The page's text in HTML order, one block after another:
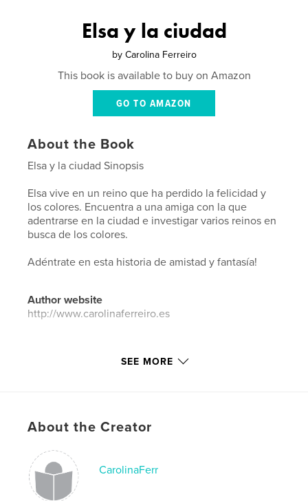
Elsa y la ciudad
by Carolina Ferreiro
This book is available to buy on Amazon
GO TO AMAZON
About the Book
Elsa y la ciudad Sinopsis
Elsa vive en un reino que ha perdido la felicidad y
los colores. Encuentra a una amiga con la que
adentrarse en la ciudad e investigar varios reinos en
busca de los colores.
Adéntrate en esta historia de amistad y fantasía!
Author website
http://www.carolinaferreiro.es
Features & Details
# of Pages:36
ISBN
Softcover: 9780464242703
Hardcover, ImageWrap: 9780464242710
SEE MORE
About the Creator
CarolinaFerr